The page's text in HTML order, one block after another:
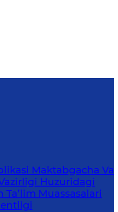
Maktabgacha Va
Huzuridagi
Muassasalari